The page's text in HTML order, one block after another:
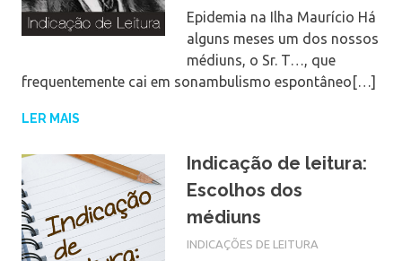
Epidemia na Ilha Maurício Há
alguns meses um dos nossos
médiuns, o Sr. T…, que
frequentemente cai em sonambulismo espontâneo[…]
LER MAIS
Indicação de leitura:
Escolhos dos
médiuns
INDICAÇÕES DE LEITURA